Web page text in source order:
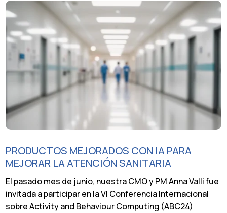
PRODUCTOS MEJORADOS CON IA PARA
MEJORAR LA ATENCIÓN SANITARIA
El pasado mes de junio, nuestra CMO y PM Anna Valli fue
invitada a participar en la VI Conferencia Internacional
sobre Activity and Behaviour Computing (ABC24)